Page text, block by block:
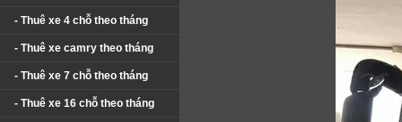
- Thuê xe 4 chỗ theo tháng
- Thuê xe camry theo tháng
- Thuê xe 7 chỗ theo tháng
- Thuê xe 16 chỗ theo tháng